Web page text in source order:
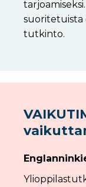
suoritetuista
tutkinto.